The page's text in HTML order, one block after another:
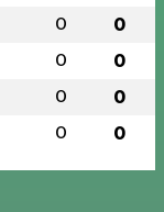
0 0
0 0
0 0
0 0